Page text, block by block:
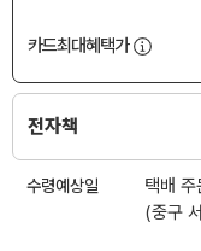
카드최대혜택가
전자책
수령예상일
택배
(중구